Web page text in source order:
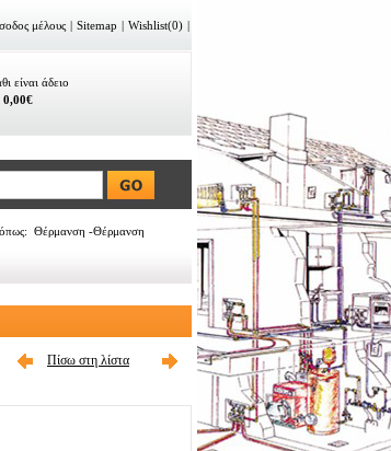
μέλους | Sitemap | Wishlist(0) |
είναι άδειο
0,00€
όπως: Θέρμανση -Θέρμανση
Πίσω στη λίστα